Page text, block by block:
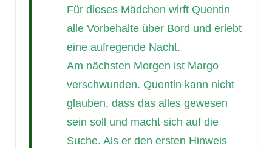
Für dieses Mädchen wirft Quentin
alle Vorbehalte über Bord und erlebt
eine aufregende Nacht.
Am nächsten Morgen ist Margo
verschwunden. Quentin kann nicht
glauben, dass das alles gewesen
sein soll und macht sich auf die
Suche. Als er den ersten Hinweis